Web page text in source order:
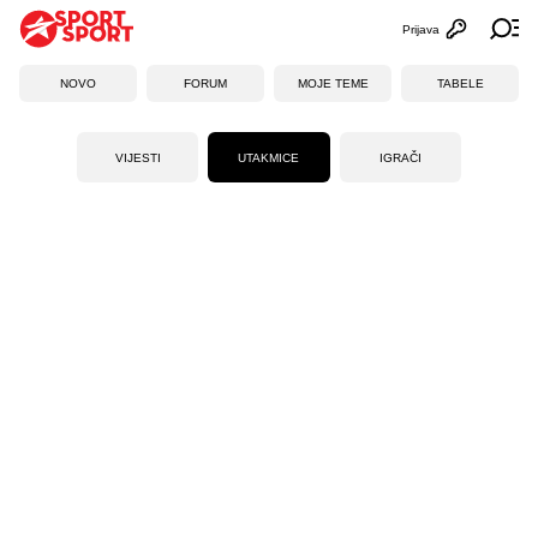
Otvori
Prijava
NOVO FORUM MOJE TEME TABELE
VIJESTI UTAKMICE IGRAČI